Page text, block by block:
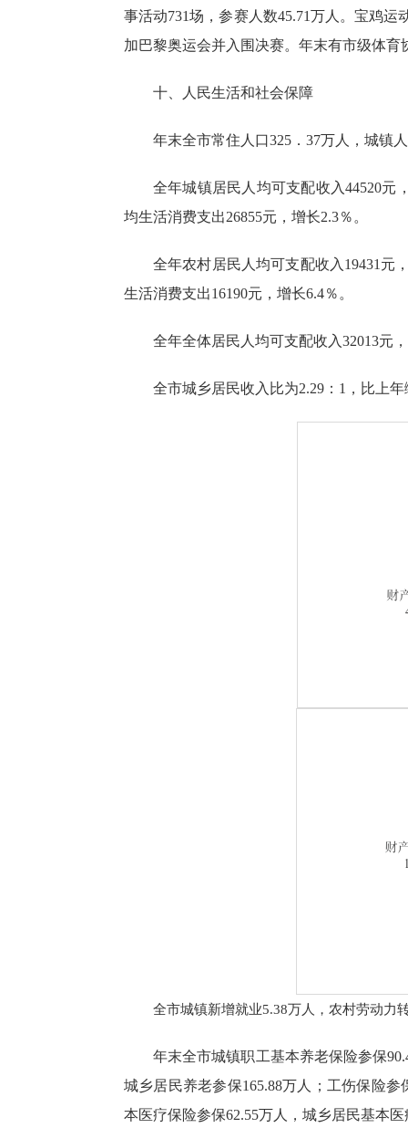
事活动731场，参赛人数45.71万人。宝鸡运
加巴黎奥运会并入围决赛。 年末有市级体育
十、人民生活和社会保障
年末全市常住人口325． 37万人，城镇
全年城镇居民人均可支配收入44520元
均生活消费支出26855元， 增长2.3％。
全年农村居民人均可支配收入 19431 元
生活消费支出16190元，增长6.4％ 。
全年全体居民人均可支配收入32013元
全市城乡居民收入比为2.29 ：1，比上年
全市城镇新增就业5.38万人，农村劳动力
年末全市城镇职工基本养老保险参保
城乡居民养老参保165.88万人；工伤保险
本医疗保险参保62.55万人，城乡居民基本